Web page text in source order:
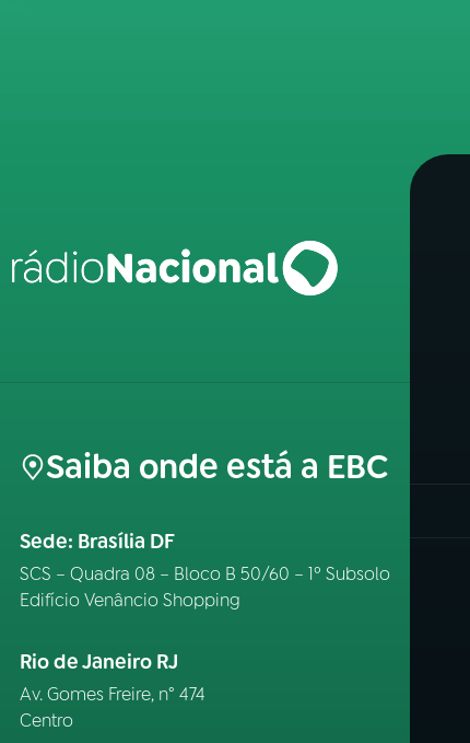
Saiba onde está a EBC
Sede: Brasília DF
SCS – Quadra 08 – Bloco B 50/60 – 1º Subsolo
Edifício Venâncio Shopping
Rio de Janeiro RJ
Av. Gomes Freire, n° 474
Centro